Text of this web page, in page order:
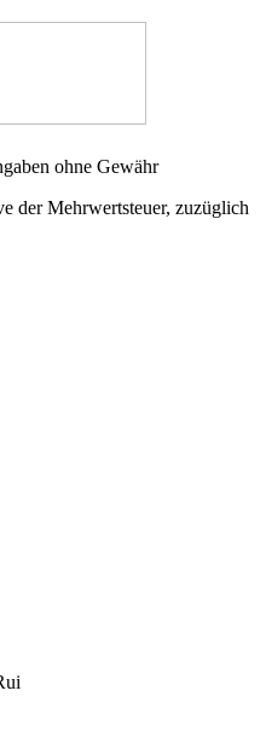
ohne Gewähr
der Mehrwertsteuer, zuzüglich